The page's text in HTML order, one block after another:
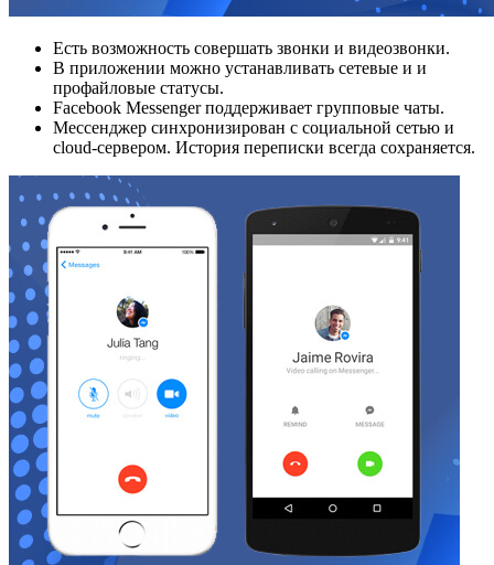
Есть возможность совершать звонки и видеозвонки.
В приложении можно устанавливать сетевые и и
профайловые статусы.
Facebook Messenger поддерживает групповые чаты.
Мессенджер синхронизирован с социальной сетью и
cloud-сервером. История переписки всегда сохраняется.